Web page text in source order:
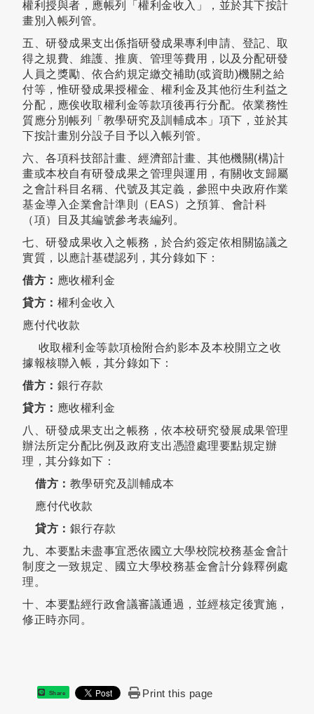
權利授與者，應帳列「權利金收入」，並於其下按計
畫別入帳列管。
五、研發成果支出係指研發成果專利申請、登記、取
得之規費、維護、推廣、管理等費用，以及分配研發
人員之獎勵、依合約規定繳交補助(或資助)機關之給
付等，惟研發成果授權金、權利金及其他衍生利益之
分配，應俟收取權利金等款項後再行分配。依業務性
質應分別帳列「教學研究及訓輔成本」項下，並於其
下按計畫別分設子目予以入帳列管。
六、各項科技部計畫、經濟部計畫、其他機關(構)計
畫或本校自有研發成果之管理與運用，有關收支歸屬
之會計科目名稱、代號及其定義，參照中央政府作業
基金導入企業會計準則（EAS）之預算、會計科
（項）目及其編號參考表編列。
七、研發成果收入之帳務，於合約簽定依相關協議之
實質，以應計基礎認列，其分錄如下：
借方： 應收權利金
貸方： 權利金收入
應付代收款
收取權利金等款項檢附合約影本及本校開立之收
據報核聯入帳，其分錄如下：
借方： 銀行存款
貸方： 應收權利金
八、研發成果支出之帳務，依本校研究發展成果管理
辦法所定分配比例及政府支出憑證處理要點規定辦
理，其分錄如下：
借方： 教學研究及訓輔成本
應付代收款
貸方： 銀行存款
九、本要點未盡事宜悉依國立大學校院校務基金會計
制度之一致規定、國立大學校務基金會計分錄釋例處
理。
十、本要點經行政會議審議通過，並經核定後實施，
修正時亦同。
Share Print this page